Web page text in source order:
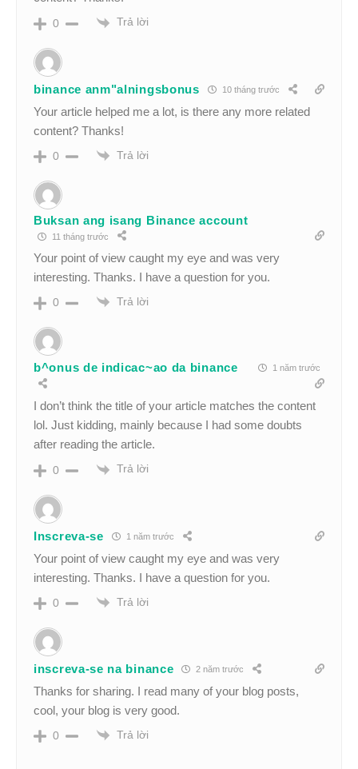
0 Trả lời
binance anm"alningsbonus 10 tháng trước
Your article helped me a lot, is there any more related
content? Thanks!
0 Trả lời
Buksan ang isang Binance account
11 tháng trước
Your point of view caught my eye and was very
interesting. Thanks. I have a question for you.
0 Trả lời
b^onus de indicac~ao da binance 1 năm trước
I don’t think the title of your article matches the content
lol. Just kidding, mainly because I had some doubts
after reading the article.
0 Trả lời
Inscreva-se 1 năm trước
Your point of view caught my eye and was very
interesting. Thanks. I have a question for you.
0 Trả lời
inscreva-se na binance 2 năm trước
Thanks for sharing. I read many of your blog posts,
cool, your blog is very good.
0 Trả lời